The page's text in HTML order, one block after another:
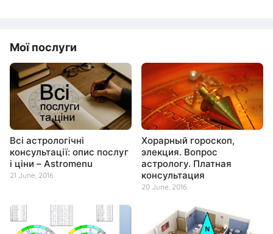
Мої послуги
Всі астрологічні
консультації: опис послуг
і ціни – Astromenu
21 June, 2016
Хорарный гороскоп,
элекция. Вопрос
астрологу. Платная
консультация
20 June, 2016